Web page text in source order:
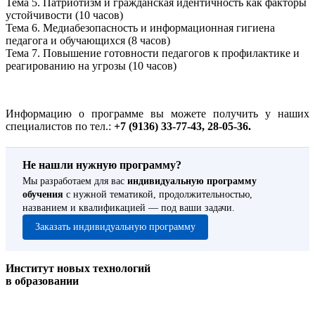
устойчивости (10 часов)
Тема 6. Медиабезопасность и информационная гигиена
педагога и обучающихся (8 часов)
Тема 7. Повышение готовности педагогов к профилактике и
реагированию на угрозы (10 часов)
Информацию о программе вы можете получить у наших
специалистов по тел.: +7 (9136) 33-77-43, 28-05-36.
Не нашли нужную программу?
Мы разработаем для вас индивидуальную программу
обучения с нужной тематикой, продолжительностью,
названием и квалификацией — под ваши задачи.
Заказать индивидуальную программу
Институт новых технологий
в образовании